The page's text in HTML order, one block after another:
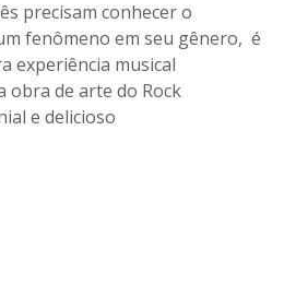
precisam conhecer o
fenômeno em seu gênero, é
experiência musical
obra de arte do Rock
e delicioso